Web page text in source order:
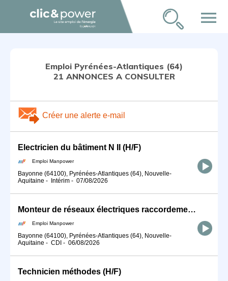
menu
Emploi Pyrénées-Atlantiques (64)
21 ANNONCES A CONSULTER
Créer une alerte e-mail
Electricien du bâtiment N II (H/F)
Emploi Manpower
Bayonne (64100), Pyrénées-Atlantiques (64), Nouvelle-
Aquitaine - Intérim - 07/08/2026
Monteur de réseaux électriques raccordement coffret HT/BT (H/F)
Emploi Manpower
Bayonne (64100), Pyrénées-Atlantiques (64), Nouvelle-
Aquitaine - CDI - 06/08/2026
Technicien méthodes (H/F)